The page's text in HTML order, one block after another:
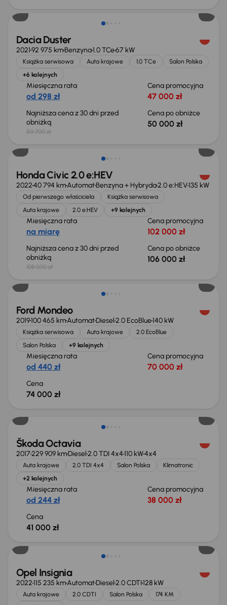
Dacia Duster
202192 975 kmBenzyna1.0 TCe67 kW
Książka serwisowa Auta krajowe 1.0 TCe
Salon Polska
+6 kolejnych
Miesięczna rata
od 298 zł
Cena promocyjna
47 000 zł
Najniższa cena z 30 dni przed
obniżką
50 700 zł
Cena po obniżce
50 000 zł
Taniej o 2 000 zł
Honda Civic 2.0 e:HEV
202240 794 kmAutomatBenzyna + Hybryda2.0 e:HEV135 kW
Od pierwszego właściciela
Książka serwisowa
Auta krajowe
2.0 e:HEV +9 kolejnych
Miesięczna rata
na miarę
Cena promocyjna
102 000 zł
Najniższa cena z 30 dni przed
obniżką
108 000 zł
Cena po obniżce
106 000 zł
Ford Mondeo
2019100 465 kmAutomatDiesel2.0 EcoBlue140 kW
Książka serwisowa Auta krajowe
2.0 EcoBlue
Salon Polska
+9 kolejnych
Miesięczna rata
od 440 zł
Cena promocyjna
70 000 zł
Cena
74 000 zł
Škoda Octavia
2017229 909 kmDiesel2.0 TDI 4x4110 kW4x4
Auta krajowe 2.0 TDI 4x4 Salon Polska
Klimatronic
+2 kolejnych
Miesięczna rata
od 244 zł
Cena promocyjna
38 000 zł
Cena
41 000 zł
Opel Insignia
2022115 235 kmAutomatDiesel2.0 CDTI128 kW
Auta krajowe 2.0 CDTI Salon Polska
174 KM